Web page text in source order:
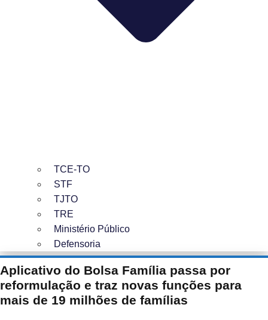
TCE-TO
STF
TJTO
TRE
Ministério Público
Defensoria
Aplicativo do Bolsa Família passa por
reformulação e traz novas funções para
mais de 19 milhões de famílias